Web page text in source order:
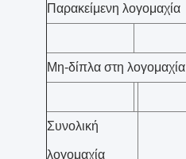
Παρακείμενη λογομαχία
Μη-δίπλα στη λογομαχία
Συνολική
λογομαχία